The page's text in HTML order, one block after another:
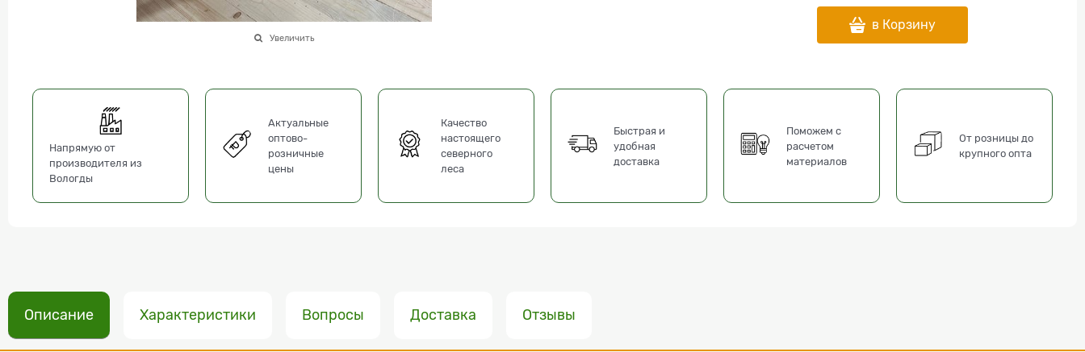
Увеличить
в Корзину
Напрямую от
производителя из
Вологды
Актуальные
оптово-
розничные
цены
Качество
настоящего
северного
леса
Быстрая и
удобная
доставка
Поможем с
расчетом
материалов
От розницы до
крупного опта
Описание Характеристики Вопросы Доставка Отзывы